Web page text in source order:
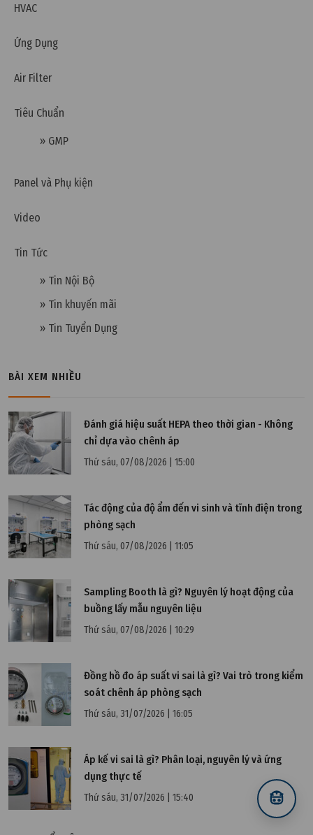
Thứ tư, 31/01/2024 | 11:01
40:2011/BTNMT
Thứ tư, 31/01/2024 | 10:27
Tiêu chuẩn nước thải phòng thí nghiệm theo pháp
luật ban hành
Thứ ba, 30/01/2024 | 16:21
Tiêu chuẩn nước thải công nghiệp mới nhất 2024
theo Bộ Tài Nguyên và Môi trường
HVAC
Ứng Dụng
Air Filter
Tiêu Chuẩn
» GMP
Panel và Phụ kiện
Video
Tin Tức
» Tin Nội Bộ
» Tin khuyến mãi
» Tin Tuyển Dụng
BÀI XEM NHIỀU
Đánh giá hiệu suất HEPA theo thời gian - Không
chỉ dựa vào chênh áp
Thứ sáu, 07/08/2026 | 15:00
Tác động của độ ẩm đến vi sinh và tĩnh điện trong
phòng sạch
Thứ sáu, 07/08/2026 | 11:05
Sampling Booth là gì? Nguyên lý hoạt động của
buồng lấy mẫu nguyên liệu
Thứ sáu, 07/08/2026 | 10:29
Đồng hồ đo áp suất vi sai là gì? Vai trò trong kiểm
soát chênh áp phòng sạch
Thứ sáu, 31/07/2026 | 16:05
Áp kế vi sai là gì? Phân loại, nguyên lý và ứng
dụng thực tế
Thứ sáu, 31/07/2026 | 15:40